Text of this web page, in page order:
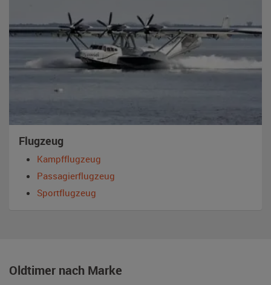
Flugzeug
Kampfflugzeug
Passagierflugzeug
Sportflugzeug
Oldtimer nach Marke